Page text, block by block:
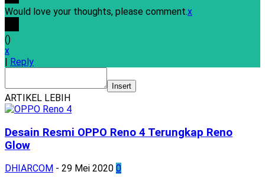
Would love your thoughts, please comment.x
()
x
| Reply
Insert
ARTIKEL LEBIH
Desain Resmi OPPO Reno 4 Terungkap Reno
Glow
DHIARCOM - 29 Mei 2020 0